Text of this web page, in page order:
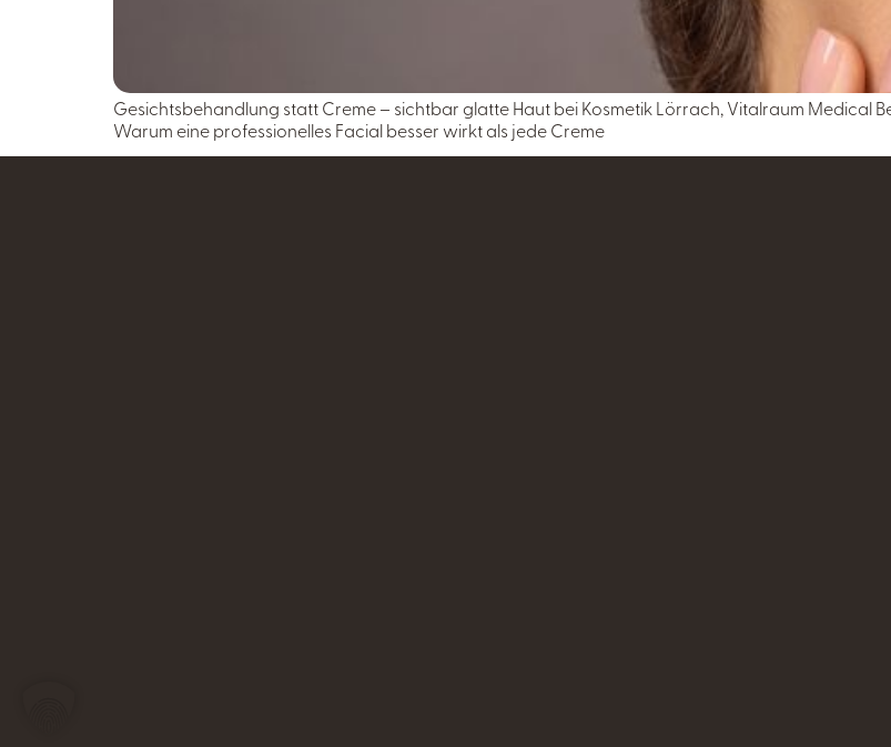
Gesichtsbehandlung statt Creme – sichtbar glatte Haut bei Kosmetik Lörrach, Vitalraum Medical
Warum eine professionelles Facial besser wirkt als jede Creme